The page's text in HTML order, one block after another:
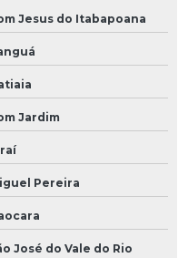
Jesus do Itabapoana
Jardim
Pereira
José do Vale do Rio